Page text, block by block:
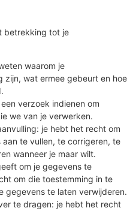
betrekking tot je
waarom je
zijn, wat ermee gebeurt en hoe
verzoek indienen om
we van je verwerken.
je hebt het recht om
te vullen, te corrigeren, te
wanneer je maar wilt.
om je gegevens te
om die toestemming in te
gegevens te laten verwijderen.
te dragen: je hebt het recht